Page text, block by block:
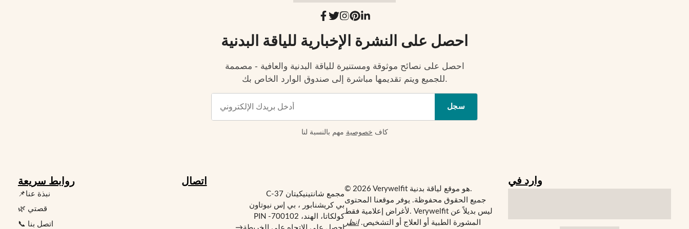
احصل على النشرة الإخبارية للياقة البدنية
احصل على نصائح موثوقة ومستنيرة للياقة البدنية والعافية - مصممة
للجميع ويتم تقديمها مباشرة إلى صندوق الوارد الخاص بك.
سجل
كاف خصوصية مهم بالنسبة لنا
روابط سريعة
📌نبذة عنا
🌿 قصتي
📞 اتصل بنا
اتصال
مجمع شانتينيكيتان C-37
بي كريشنابور ، بي إس نيوتاون
كولكاتا، الهند، PIN -700102
© 2026 Verywelfit هو موقع لياقة بدنية.
جميع الحقوق محفوظة. يوفر موقعنا المحتوى
لأغراض إعلامية فقط. Verywelfit ليس بديلاً عن
المشورة الطبية أو العلاج أو التشخيص.انظر
وارد في